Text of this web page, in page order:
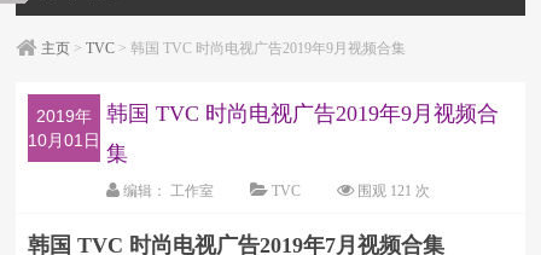
主页 >TVC > 韩国 TVC 时尚电视广告2019年9月视频合集
2019年
10月01日
韩国 TVC 时尚电视广告2019年9月视频合
集
编辑：工作室 TVC 围观 121 次
韩国 TVC 时尚电视广告2019年7月视频合集